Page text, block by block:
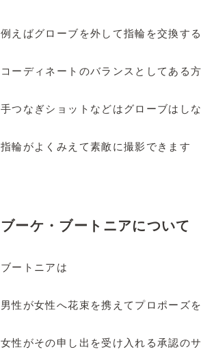
例えばグローブを外して指輪を交換す
コーディネートのバランスとしてある
手つなぎショットなどはグローブはし
指輪がよくみえて素敵に撮影できます
ブーケ・ブートニアについて
ブートニアは
男性が女性へ花束を携えてプロポーズ
女性がその申し出を受け入れる承認の